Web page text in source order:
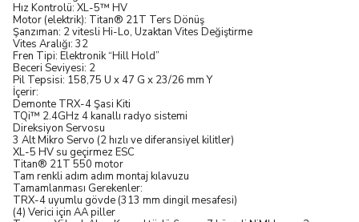
Hız Kontrolü: XL-5™ HV
Motor (elektrik): Titan® 21T Ters Dönüş
Şanzıman: 2 vitesli Hi-Lo, Uzaktan Vites Değiştirme
Vites Aralığı: 32
Fren Tipi: Elektronik “Hill Hold”
Beceri Seviyesi: 2
Pil Tepsisi: 158,75 U x 47 G x 23/26 mm Y
İçerir:
Demonte TRX-4 Şasi Kiti
TQi™ 2.4GHz 4 kanallı radyo sistemi
Direksiyon Servosu
3 Alt Mikro Servo (2 hızlı ve diferansiyel kilitler)
XL-5 HV su geçirmez ESC
Titan® 21T 550 motor
Tam renkli adım adım montaj kılavuzu
Tamamlanması Gerekenler:
TRX-4 uyumlu gövde (313 mm dingil mesafesi)
(4) Verici için AA piller